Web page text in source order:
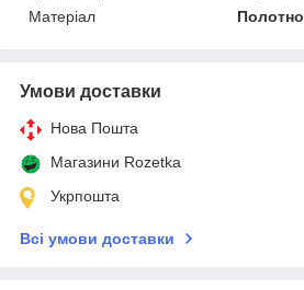
Матеріал
Полотно
Умови доставки
Нова Пошта
Магазини Rozetka
Укрпошта
Всі умови доставки